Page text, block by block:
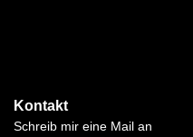
Kontakt
Schreib mir eine Mail an